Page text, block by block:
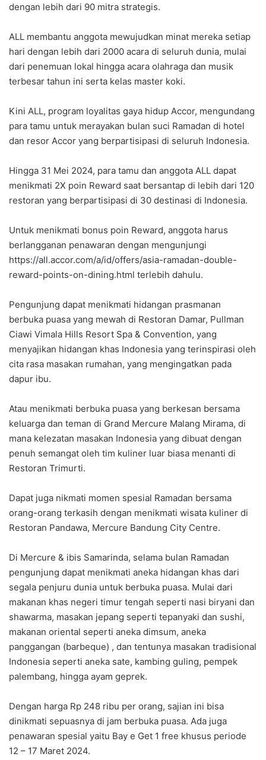
dengan lebih dari 90 mitra strategis.
ALL membantu anggota mewujudkan minat mereka setiap
hari dengan lebih dari 2000 acara di seluruh dunia, mulai
dari penemuan lokal hingga acara olahraga dan musik
terbesar tahun ini serta kelas master koki.
Kini ALL, program loyalitas gaya hidup Accor, mengundang
para tamu untuk merayakan bulan suci Ramadan di hotel
dan resor Accor yang berpartisipasi di seluruh Indonesia.
Hingga 31 Mei 2024, para tamu dan anggota ALL dapat
menikmati 2X poin Reward saat bersantap di lebih dari 120
restoran yang berpartisipasi di 30 destinasi di Indonesia.
Untuk menikmati bonus poin Reward, anggota harus
berlangganan penawaran dengan mengunjungi
https://all.accor.com/a/id/offers/asia-ramadan-double-
reward-points-on-dining.html terlebih dahulu.
Pengunjung dapat menikmati hidangan prasmanan
berbuka puasa yang mewah di Restoran Damar, Pullman
Ciawi Vimala Hills Resort Spa & Convention, yang
menyajikan hidangan khas Indonesia yang terinspirasi oleh
cita rasa masakan rumahan, yang mengingatkan pada
dapur ibu.
Atau menikmati berbuka puasa yang berkesan bersama
keluarga dan teman di Grand Mercure Malang Mirama, di
mana kelezatan masakan Indonesia yang dibuat dengan
penuh semangat oleh tim kuliner luar biasa menanti di
Restoran Trimurti.
Dapat juga nikmati momen spesial Ramadan bersama
orang-orang terkasih dengan menikmati wisata kuliner di
Restoran Pandawa, Mercure Bandung City Centre.
Di Mercure & ibis Samarinda, selama bulan Ramadan
pengunjung dapat menikmati aneka hidangan khas dari
segala penjuru dunia untuk berbuka puasa. Mulai dari
makanan khas negeri timur tengah seperti nasi biryani dan
shawarma, masakan jepang seperti tepanyaki dan sushi,
makanan oriental seperti aneka dimsum, aneka
panggangan (barbeque) , dan tentunya masakan tradisional
Indonesia seperti aneka sate, kambing guling, pempek
palembang, hingga ayam geprek.
Dengan harga Rp 248 ribu per orang, sajian ini bisa
dinikmati sepuasnya di jam berbuka puasa. Ada juga
penawaran spesial yaitu Bay e Get 1 free khusus periode
12 – 17 Maret 2024.